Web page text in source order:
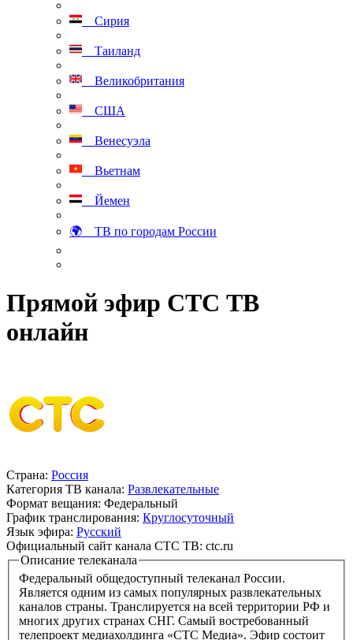
Сирия
Таиланд
Великобритания
США
Венесуэла
Вьетнам
Йемен
🌍 ТВ по городам России
Прямой эфир СТС ТВ
онлайн
Страна: Россия
Категория ТВ канала: Развлекательные
Формат вещания: Федеральный
График транслирования: Круглосуточный
Язык эфира: Русский
Официальный сайт канала СТС ТВ: ctc.ru
Описание телеканала
Федеральный общедоступный телеканал России.
Является одним из самых популярных развлекательных
каналов страны. Транслируется на всей территории РФ и
многих других странах СНГ. Самый востребованный
телепроект медиахолдинга «СТС Медиа». Эфир состоит